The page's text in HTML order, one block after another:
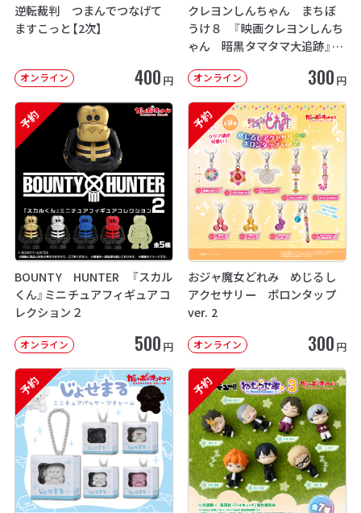
逆転裁判 つまんでつなげて
ますこっと【2次】
オンライン 400 円
クレヨンしんちゃん まちぼ
うけ８ 『映画クレヨンしんち
ゃん 暗黒タマタマ大追跡』【2
オンライン 300 円
予約
BOUNTY HUNTER 『スカル
くん』ミニチュアフィギュアコ
レクション２
オンライン 500 円
予約
おジャ魔女どれみ めじるし
アクセサリー ポロンタップ
ver. 2
オンライン 300 円
予約 予約